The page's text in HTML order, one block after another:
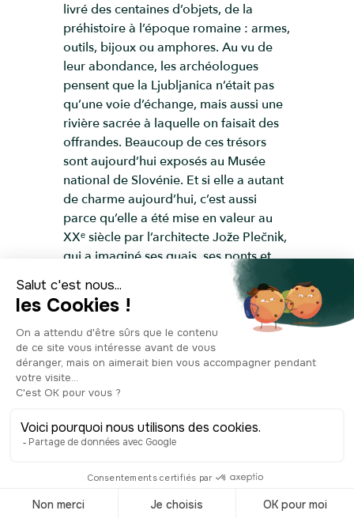
livré des centaines d’objets, de la
préhistoire à l’époque romaine : armes,
outils, bijoux ou amphores. Au vu de
leur abondance, les archéologues
pensent que la Ljubljanica n’était pas
qu’une voie d’échange, mais aussi une
rivière sacrée à laquelle on faisait des
offrandes. Beaucoup de ces trésors
sont aujourd’hui exposés au Musée
national de Slovénie. Et si elle a autant
de charme aujourd’hui, c’est aussi
parce qu’elle a été mise en valeur au
XXᵉ siècle par l’architecte Jože Plečnik,
qui a imaginé ses quais, ses ponts et
monumentale. Une balade le long de
ses rives reste l’un des plus beaux
moyens de découvrir Ljubljana.